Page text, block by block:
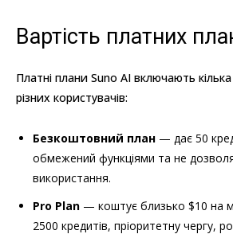
Вартість платних
Платні плани Suno AI включають кілька
різних користувачів:
Безкоштовний план — дає 50
обмежений функціями та не
використання.
Pro Plan — коштує близько $10 на
2500 кредитів, пріоритетну чергу,